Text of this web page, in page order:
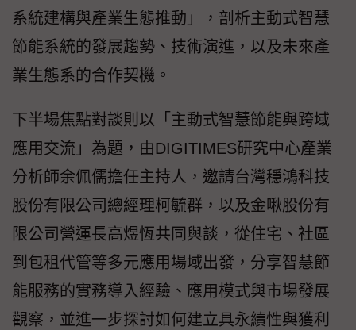
系統建構與產業生態推動」，剖析主動式智慧
節能系統的發展趨勢、技術演進，以及未來產
業生態系的合作契機。
下半場焦點對談則以「主動式智慧節能與跨域
應用交流」為題，由DIGITIMES研究中心產業
分析師余佩儒擔任主持人，邀請台灣穩鴻科技
股份有限公司總經理柯毓群，以及金啾股份有
限公司營運長高煜恆共同與談，從住宅、社區
到包租代管等多元應用場域出發，分享智慧節
能服務的實務導入經驗、應用模式與市場發展
觀察，並進一步探討如何建立具永續性與獲利